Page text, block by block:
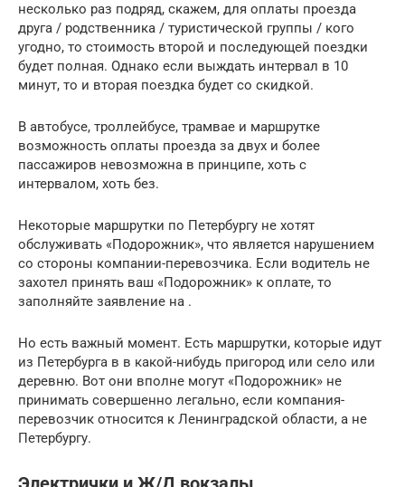
несколько раз подряд, скажем, для оплаты проезда
друга / родственника / туристической группы / кого
угодно, то стоимость второй и последующей поездки
будет полная. Однако если выждать интервал в 10
минут, то и вторая поездка будет со скидкой.
В автобусе, троллейбусе, трамвае и маршрутке
возможность оплаты проезда за двух и более
пассажиров невозможна в принципе, хоть с
интервалом, хоть без.
Некоторые маршрутки по Петербургу не хотят
обслуживать «Подорожник», что является нарушением
со стороны компании-перевозчика. Если водитель не
захотел принять ваш «Подорожник» к оплате, то
заполняйте заявление на .
Но есть важный момент. Есть маршрутки, которые идут
из Петербурга в в какой-нибудь пригород или село или
деревню. Вот они вполне могут «Подорожник» не
принимать совершенно легально, если компания-
перевозчик относится к Ленинградской области, а не
Петербургу.